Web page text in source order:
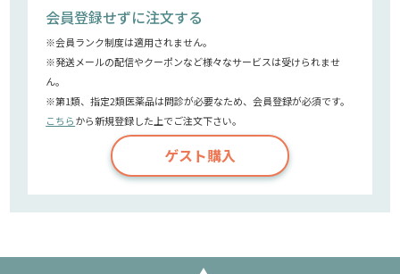
会員登録せずに注文する
※会員ランク制度は適用されません。
※発送メールの配信やクーポンなど様々なサービスは受けられませ
ん。
※第1類、指定2類医薬品は問診が必要なため、会員登録が必須です。
こちらから新規登録した上でご注文下さい。
ゲスト購入